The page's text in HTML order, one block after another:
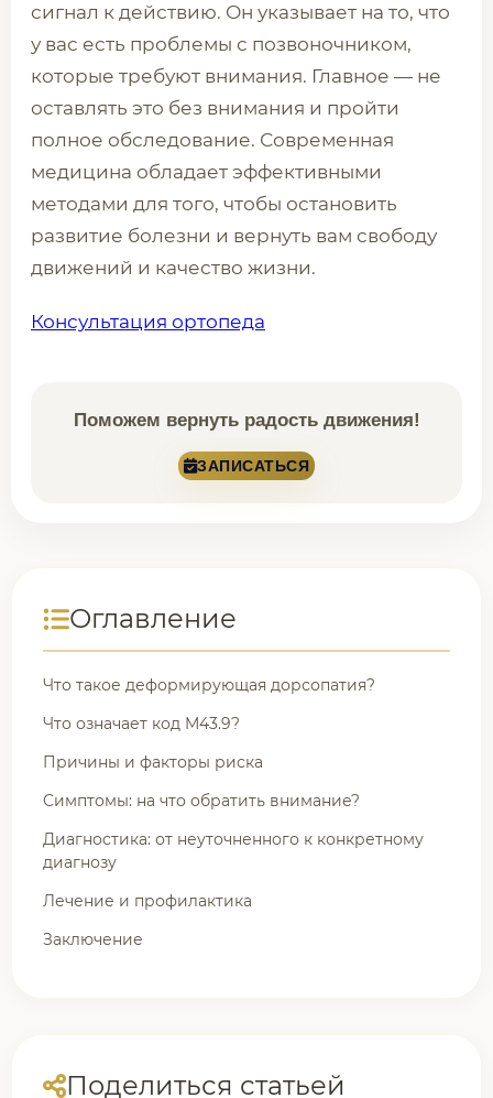
сигнал к действию. Он указывает на то, что
у вас есть проблемы с позвоночником,
которые требуют внимания. Главное — не
оставлять это без внимания и пройти
полное обследование. Современная
медицина обладает эффективными
методами для того, чтобы остановить
развитие болезни и вернуть вам свободу
движений и качество жизни.
Консультация ортопеда
Поможем вернуть радость движения!
ЗАПИСАТЬСЯ
Оглавление
Что такое деформирующая дорсопатия?
Что означает код M43.9?
Причины и факторы риска
Симптомы: на что обратить внимание?
Диагностика: от неуточненного к конкретному
диагнозу
Лечение и профилактика
Заключение
Поделиться статьей